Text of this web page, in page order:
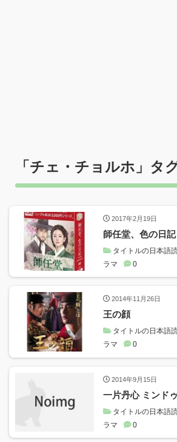
「チェ・チョルホ 」タ
2017年2月19日
師任堂、色の日記
タイトルの日本語
ラマ
0
2014年11月26日
王の顔
タイトルの日本語
ラマ
0
2014年9月15日
一片丹心 ミンド
タイトルの日本語
ラマ
0